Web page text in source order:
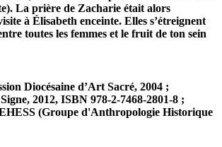
La prière de Zacharie était alors
à Élisabeth enceinte. Elles s’étreignent
toutes les femmes et le fruit de ton sein
Diocésaine d’Art Sacré, 2004 ;
2012, ISBN 978-2-7468-2801-8 ;
(Groupe d'Anthropologie Historique